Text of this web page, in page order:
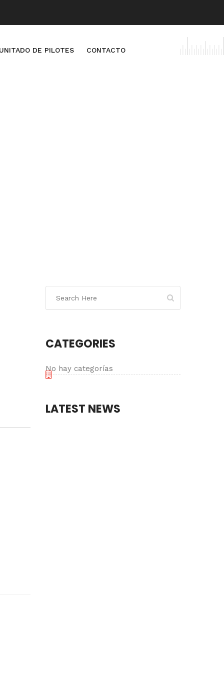
DE PILOTES CONTACTO
CATEGORIES
No hay categorías
LATEST NEWS